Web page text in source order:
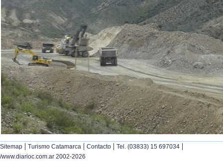
Sitemap | Turismo Catamarca | Contacto | Tel. (03833) 15 697034 |
/www.diarioc.com.ar 2002-2026